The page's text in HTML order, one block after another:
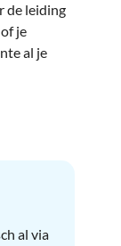
de leiding
je
al je
al via